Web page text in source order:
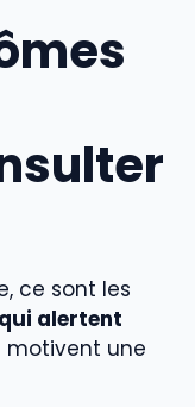
ce sont les
alertent
motivent une